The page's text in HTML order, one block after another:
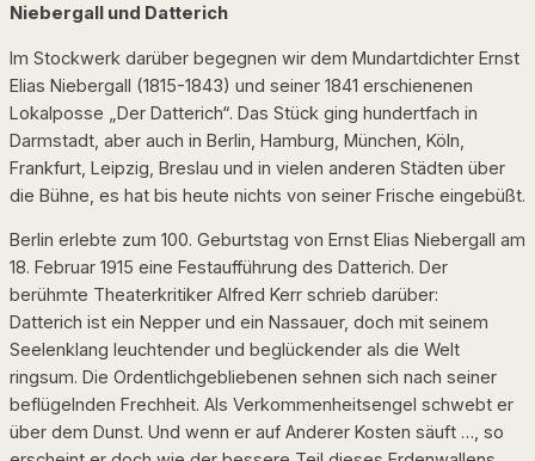
Niebergall und Datterich
Im Stockwerk darüber begegnen wir dem Mundartdichter Ernst
Elias Niebergall (1815-1843) und seiner 1841 erschienenen
Lokalposse „Der Datterich“. Das Stück ging hundertfach in
Darmstadt, aber auch in Berlin, Hamburg, München, Köln,
Frankfurt, Leipzig, Breslau und in vielen anderen Städten über
die Bühne, es hat bis heute nichts von seiner Frische eingebüßt.
Berlin erlebte zum 100. Geburtstag von Ernst Elias Niebergall am
18. Februar 1915 eine Festaufführung des Datterich. Der
berühmte Theaterkritiker Alfred Kerr schrieb darüber:
Datterich ist ein Nepper und ein Nassauer, doch mit seinem
Seelenklang leuchtender und beglückender als die Welt
ringsum. Die Ordentlichgebliebenen sehnen sich nach seiner
beflügelnden Frechheit. Als Verkommenheitsengel schwebt er
über dem Dunst. Und wenn er auf Anderer Kosten säuft …, so